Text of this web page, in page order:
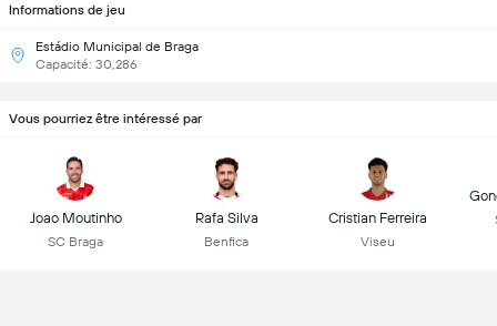
Informations de jeu
Estádio Municipal de Braga
Capacité: 30,286
Vous pourriez être intéressé par
Joao Moutinho
SC Braga
Rafa Silva
Benfica
Cristian Ferreira
Viseu